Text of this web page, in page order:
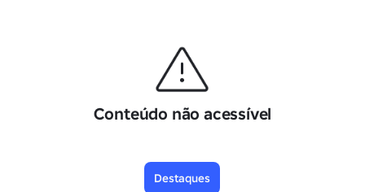
Conteúdo não acessível
Destaques